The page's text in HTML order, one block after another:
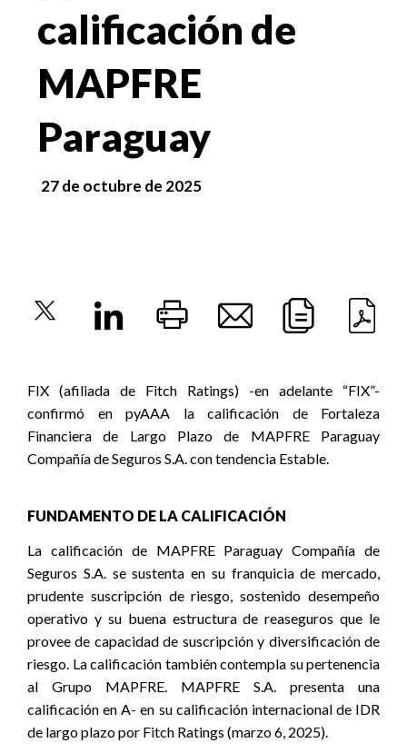
calificación de
MAPFRE
Paraguay
27 de octubre de 2025
FIX (afiliada de Fitch Ratings) -en adelante “FIX”-
confirmó en pyAAA la calificación de Fortaleza
Financiera de Largo Plazo de MAPFRE Paraguay
Compañía de Seguros S.A. con tendencia Estable.
FUNDAMENTO DE LA CALIFICACIÓN
La calificación de MAPFRE Paraguay Compañía de
Seguros S.A. se sustenta en su franquicia de mercado,
prudente suscripción de riesgo, sostenido desempeño
operativo y su buena estructura de reaseguros que le
provee de capacidad de suscripción y diversificación de
riesgo. La calificación también contempla su pertenencia
al Grupo MAPFRE. MAPFRE S.A. presenta una
calificación en A- en su calificación internacional de IDR
de largo plazo por Fitch Ratings (marzo 6, 2025).